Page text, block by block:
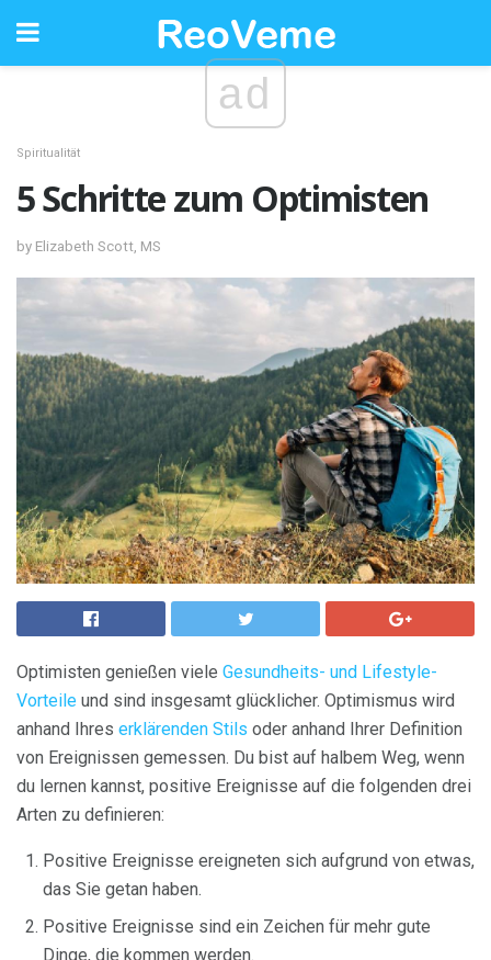
ad
Spiritualität
5 Schritte zum Optimisten
by Elizabeth Scott, MS
Optimisten genießen viele Gesundheits- und Lifestyle-
Vorteile und sind insgesamt glücklicher. Optimismus wird
anhand Ihres erklärenden Stils oder anhand Ihrer Definition
von Ereignissen gemessen. Du bist auf halbem Weg, wenn
du lernen kannst, positive Ereignisse auf die folgenden drei
Arten zu definieren:
Positive Ereignisse ereigneten sich aufgrund von etwas,
das Sie getan haben.
Positive Ereignisse sind ein Zeichen für mehr gute
Dinge, die kommen werden.